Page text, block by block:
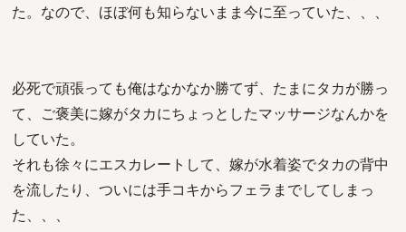
た。なので、ほぼ何も知らないまま今に至っていた、、、
必死で頑張っても俺はなかなか勝てず、たまにタカが勝っ
て、ご褒美に嫁がタカにちょっとしたマッサージなんかを
していた。
それも徐々にエスカレートして、嫁が水着姿でタカの背中
を流したり、ついには手コキからフェラまでしてしまっ
た、、、